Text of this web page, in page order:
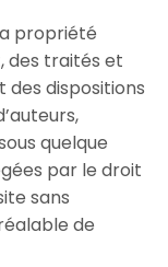
propriété
des traités et
dispositions
quelque
par le droit
sans
de